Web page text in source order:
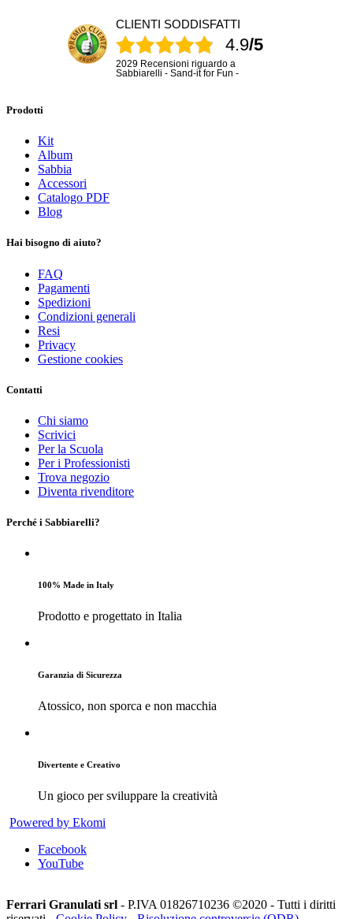
CLIENTI SODDISFATTI
4.9/5
2029 Recensioni riguardo a
Sabbiarelli - Sand-it for Fun -
Prodotti
Kit
Album
Sabbia
Accessori
Catalogo PDF
Blog
Hai bisogno di aiuto?
FAQ
Pagamenti
Spedizioni
Condizioni generali
Resi
Privacy
Gestione cookies
Contatti
Chi siamo
Scrivici
Per la Scuola
Per i Professionisti
Trova negozio
Diventa rivenditore
Perché i Sabbiarelli?
100% Made in Italy
Prodotto e progettato in Italia
Garanzia di Sicurezza
Atossico, non sporca e non macchia
Divertente e Creativo
Un gioco per sviluppare la creatività
Powered by Ekomi
Facebook
YouTube
Ferrari Granulati srl - P.IVA 01826710236 ©2020 - Tutti i diritti